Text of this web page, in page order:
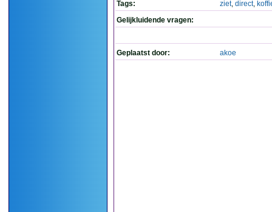
Tags:
ziet, direct,
Gelijkluidende vragen:
Geplaatst door: akoe